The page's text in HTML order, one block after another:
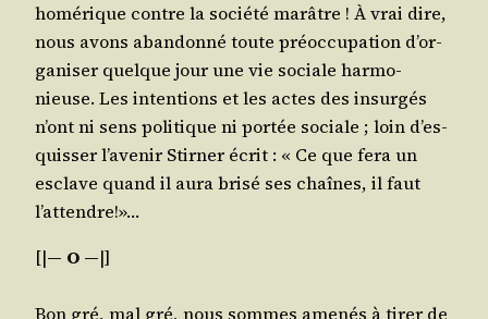
homé­rique contre la socié­té marâtre ! À vrai dire,
nous avons aban­don­né toute pré­oc­cu­pa­tion d’or­
ga­ni­ser quelque jour une vie sociale har­mo­
nieuse. Les inten­tions et les actes des insur­gés
n’ont ni sens poli­tique ni por­tée sociale ; loin d’es­
quis­ser l’a­ve­nir Stir­ner écrit : « Ce que fera un
esclave quand il aura bri­sé ses chaînes, il faut
l’attendre!»…
[|― O ―|]
Bon gré, mal gré, nous sommes ame­nés à tirer de